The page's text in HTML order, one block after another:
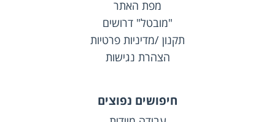
מפת האתר
"מובטל" דרושים
תקנון /מדיניות פרטיות
הצהרת נגישות
חיפושים נפוצים